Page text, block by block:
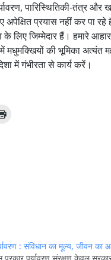
पारिस्थितिकी-तंत्र
प्रयास नहीं कर पा रहे
लिए जिम्मेदार हैं। हमारे
की भूमिका अत्यंत
में गंभीरता से कार्य करें।
: संविधान का मूल्य, जीवन का